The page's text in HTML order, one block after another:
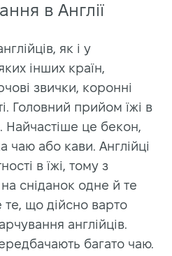
в Англії
як і у
інших країн,
звички, коронні
Головний прийом їжі в
Найчастіше це бекон,
чаю або кави. Англійці
в їжі, тому з
сніданок одне й те
що дійсно варто
англійців.
багато чаю.